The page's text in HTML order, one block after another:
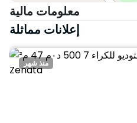
معلومات مالية
إعلانات مماثلة
منذ شهر